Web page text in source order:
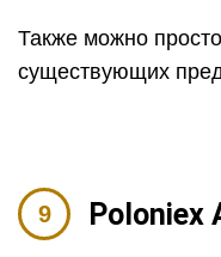
Также можно
существующих
Poloniex